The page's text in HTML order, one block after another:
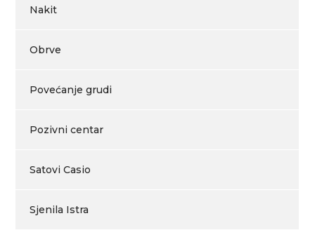
Nakit
Obrve
Povećanje grudi
Pozivni centar
Satovi Casio
Sjenila Istra